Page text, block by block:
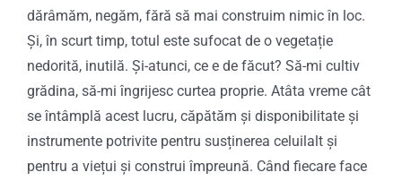
dărâmăm, negăm, fără să mai construim nimic în loc.
Și, în scurt timp, totul este sufocat de o vegetație
nedorită, inutilă. Și-atunci, ce e de făcut? Să-mi cultiv
grădina, să-mi îngrijesc curtea proprie. Atâta vreme cât
se întâmplă acest lucru, căpătăm și disponibilitate și
instrumente potrivite pentru susținerea celuilalt și
pentru a viețui și construi împreună. Când fiecare face